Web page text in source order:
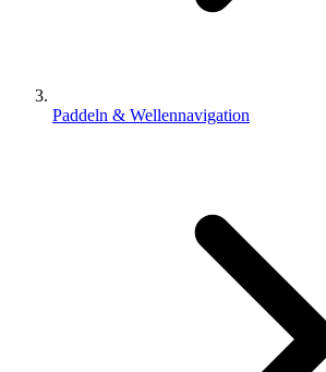
Paddeln & Wellennavigation